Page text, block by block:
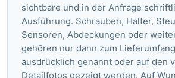
sichtbare und in der Anfrage
Ausführung. Schrauben, Halter,
Sensoren, Abdeckungen oder
gehören nur dann zum
ausdrücklich genannt oder auf den
Detailfotos gezeigt werden. Auf